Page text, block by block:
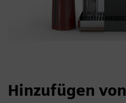
Hinzufügen von